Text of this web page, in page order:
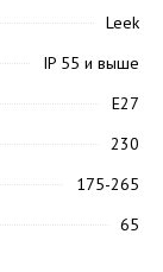
Leek
IP 55 и выше
Е27
230
175-265
65